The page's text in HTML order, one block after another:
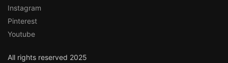
Instagram
Pinterest
Youtube
All rights reserved 2025